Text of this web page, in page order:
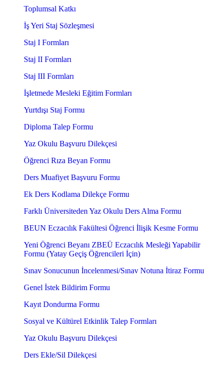
Toplumsal Katkı
İş Yeri Staj Sözleşmesi
Staj I Formları
Staj II Formları
Staj III Formları
İşletmede Mesleki Eğitim Formları
Yurtdışı Staj Formu
Diploma Talep Formu
Yaz Okulu Başvuru Dilekçesi
Öğrenci Rıza Beyan Formu
Ders Muafiyet Başvuru Formu
Ek Ders Kodlama Dilekçe Formu
Farklı Üniversiteden Yaz Okulu Ders Alma Formu
BEUN Eczacılık Fakültesi Öğrenci İlişik Kesme Formu
Yeni Öğrenci Beyanı ZBEÜ Eczacılık Mesleği Yapabilir
Formu (Yatay Geçiş Öğrencileri İçin)
Sınav Sonucunun İncelenmesi/Sınav Notuna İtiraz Formu
Genel İstek Bildirim Formu
Kayıt Dondurma Formu
Sosyal ve Kültürel Etkinlik Talep Formları
Yaz Okulu Başvuru Dilekçesi
Ders Ekle/Sil Dilekçesi